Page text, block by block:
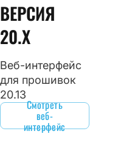
ВЕРСИЯ
20.Х
Веб-интерфейс
для прошивок
20.13
Смотреть
веб-
интерфейс